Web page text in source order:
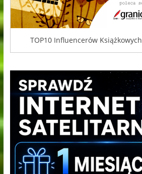
TOP10 Influencerów Książkowych